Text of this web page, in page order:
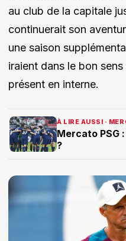
au club de la capitale
continuerait son
une saison
iraient dans le bon
présent en interne.
À LIRE AUSSI ·
Mercato PSG
?